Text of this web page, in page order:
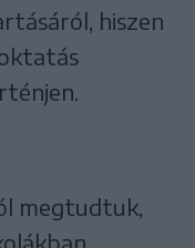
hiszen
megtudtuk,